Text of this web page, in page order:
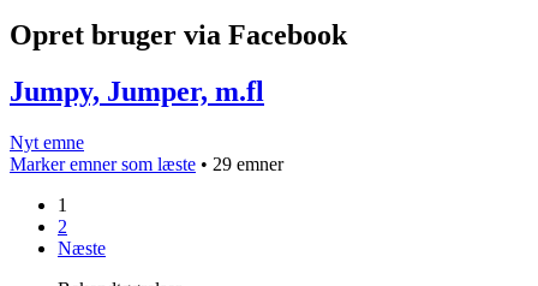
Opret bruger via Facebook
Jumpy, Jumper, m.fl
Nyt emne
Marker emner som læste • 29 emner
1
2
Næste